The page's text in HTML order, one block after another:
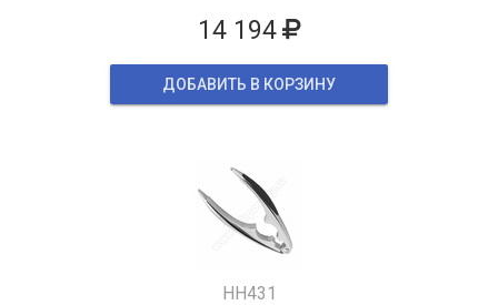
14 194
ДОБАВИТЬ В КОРЗИНУ
HH431